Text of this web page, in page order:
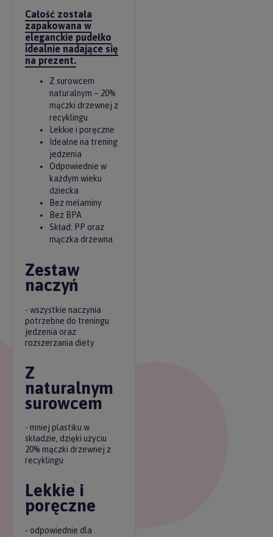
Całość została
zapakowana w
eleganckie pudełko
idealnie nadające się
na prezent.
Z surowcem
naturalnym – 20%
mączki drzewnej z
recyklingu
Lekkie i poręczne
Idealne na trening
jedzenia
Odpowiednie w
każdym wieku
dziecka
Bez melaminy
Bez BPA
Skład: PP oraz
mączka drzewna
Zestaw
naczyń
- wszystkie naczynia
potrzebne do treningu
jedzenia oraz
rozszerzania diety
Z
naturalnym
surowcem
- mniej plastiku w
składzie, dzięki użyciu
20% mączki drzewnej z
recyklingu
Lekkie i
poręczne
- odpowiednie dla